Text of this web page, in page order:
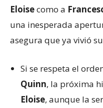
Eloisecomo a
una inesperada
asegura que ya vivió
Si se respeta el
Quinn, la próxima
Eloise, aunque la